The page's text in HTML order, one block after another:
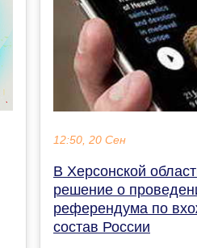
12:50, 20 Сен
В Херсонской
решение о
референдума по
состав России